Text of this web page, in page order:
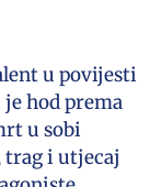
u povijesti
hod prema
u sobi
trag i utjecaj